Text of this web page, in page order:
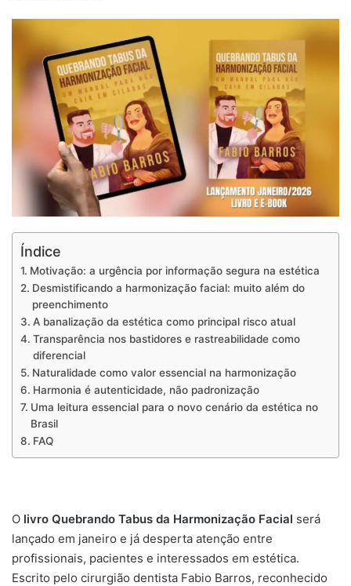
Índice
Motivação: a urgência por informação segura na estética
Desmistificando a harmonização facial: muito além do
preenchimento
A banalização da estética como principal risco atual
Transparência nos bastidores e rastreabilidade como
diferencial
Naturalidade como valor essencial na harmonização
Harmonia é autenticidade, não padronização
Uma leitura essencial para o novo cenário da estética no
Brasil
FAQ
O livro Quebrando Tabus da Harmonização Facial será
lançado em janeiro e já desperta atenção entre
profissionais, pacientes e interessados em estética.
Escrito pelo cirurgião dentista Fabio Barros, reconhecido